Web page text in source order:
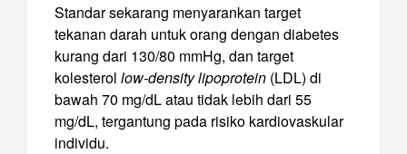
Standar sekarang menyarankan target
tekanan darah untuk orang dengan diabetes
kurang dari 130/80 mmHg, dan target
kolesterol low-density lipoprotein (LDL) di
bawah 70 mg/dL atau tidak lebih dari 55
mg/dL, tergantung pada risiko kardiovaskular
individu.